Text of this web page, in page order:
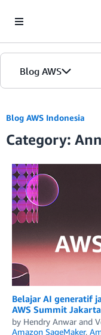
Blog AWS
Beranda
Edisi
Blog AWS Indonesia
Category:
Belajar AI generatif
AWS Summit
by Hendry Anwar and
Amazon SageMaker,